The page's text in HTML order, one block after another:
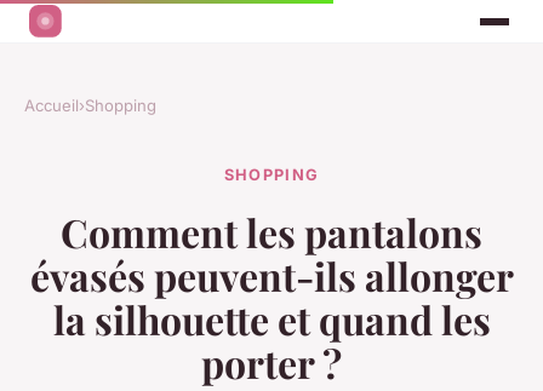
Accueil›Shopping
SHOPPING
Comment les pantalons
évasés peuvent-ils allonger
la silhouette et quand les
porter ?